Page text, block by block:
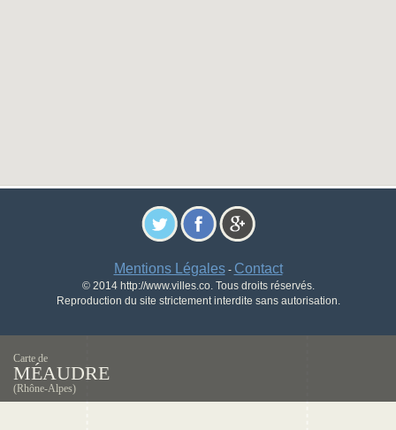
Mentions Légales- Contact
© 2014 http://www.villes.co. Tous droits réservés.
Reproduction du site strictement interdite sans autorisation.
Carte de
MÉAUDRE
(Rhône-Alpes)